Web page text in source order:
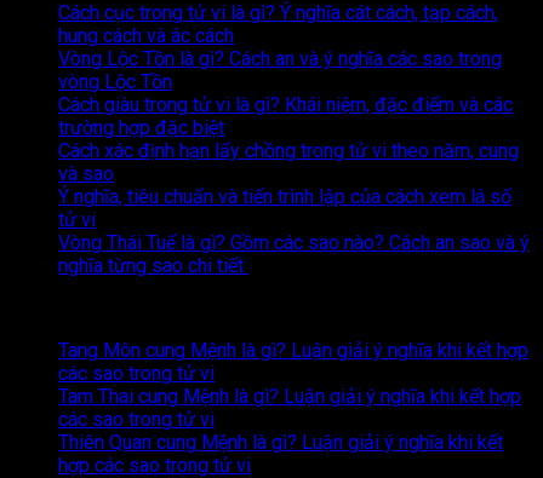
Cách cục trong tử vi là gì? Ý nghĩa cát cách, tạp cách,
hung cách và ác cách
Vòng Lộc Tồn là gì? Cách an và ý nghĩa các sao trong
vòng Lộc Tồn
Cách giàu trong tử vi là gì? Khái niệm, đặc điểm và các
trường hợp đặc biệt
Cách xác định hạn lấy chồng trong tử vi theo năm, cung
và sao
Ý nghĩa, tiêu chuẩn và tiến trình lập của cách xem lá số
tử vi
Vòng Thái Tuế là gì? Gồm các sao nào? Cách an sao và ý
nghĩa từng sao chi tiết
Tang Môn cung Mệnh là gì? Luận giải ý nghĩa khi kết hợp
các sao trong tử viKhông
có
bình
luận
ở
Tam Thai cung Mệnh là gì? Luận giải ý nghĩa khi kết hợp
các sao trong tử viKhông
có
bình
Thiên Quan cung Mệnh là gì? Luận giải ý nghĩa khi kết
hợp các sao trong tử viKhông